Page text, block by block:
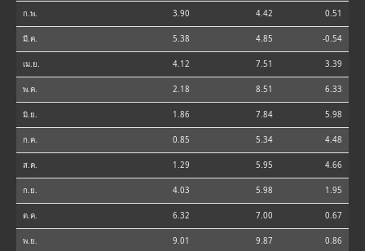
ก.พ. 3.90 4.42 0.51
มี.ค. 5.38 4.85 -0.54
เม.ย. 4.12 7.51 3.39
พ.ค. 2.18 8.51 6.33
มิ.ย. 1.86 7.84 5.98
ก.ค. 0.85 5.34 4.48
ส.ค. 1.29 5.95 4.66
ก.ย. 4.03 5.98 1.95
ต.ค. 6.32 7.00 0.67
พ.ย. 9.01 9.87 0.86